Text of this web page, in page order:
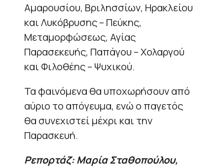
Αμαρουσίου, Βριλησσίων, Ηρακλείου
και Λυκόβρυσης – Πεύκης,
Μεταμορφώσεως, Αγίας
Παρασεκευής, Παπάγου – Χολαργού
και Φιλοθέης – Ψυχικού.
Τα φαινόμενα θα υποχωρήσουν από
αύριο το απόγευμα, ενώ ο παγετός
θα συνεχιστεί μέχρι και την
Παρασκευή.
Ρεπορτάζ: Μαρία Σταθοπούλου,